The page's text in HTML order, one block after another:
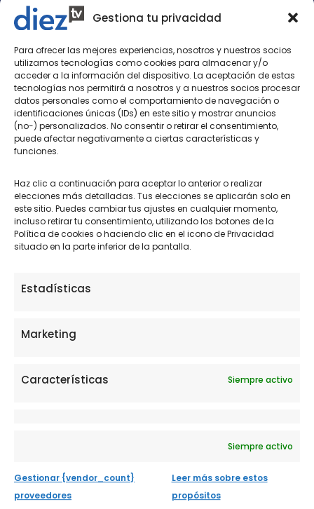
Gestiona tu privacidad
Para ofrecer las mejores experiencias, nosotros y nuestros socios
utilizamos tecnologías como cookies para almacenar y/o
acceder a la información del dispositivo. La aceptación de estas
tecnologías nos permitirá a nosotros y a nuestros socios procesar
datos personales como el comportamiento de navegación o
identificaciones únicas (IDs) en este sitio y mostrar anuncios
(no-) personalizados. No consentir o retirar el consentimiento,
puede afectar negativamente a ciertas características y
funciones.
Haz clic a continuación para aceptar lo anterior o realizar
elecciones más detalladas. Tus elecciones se aplicarán solo en
este sitio. Puedes cambiar tus ajustes en cualquier momento,
incluso retirar tu consentimiento, utilizando los botones de la
Política de cookies o haciendo clic en el icono de Privacidad
situado en la parte inferior de la pantalla.
Estadísticas
Marketing
Características Siempre activo
Siempre activo
Gestionar {vendor_count}
proveedores
Leer más sobre estos
propósitos
Contacto
Haz tu negocio más visible. Anúnciate en TV
Conecta con tus clientes y consigue objetivos.
Consulte sin compromiso a nuestro departamento
comercial, te asesorarán con el plan de comunicación
Infórmate